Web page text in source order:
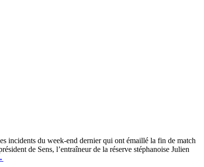
incidents du week-end dernier qui ont émaillé la fin de match
de Sens, l’entraîneur de la réserve stéphanoise Julien